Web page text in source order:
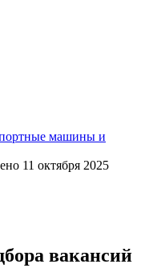
машины и
11 октября 2025
вакансий